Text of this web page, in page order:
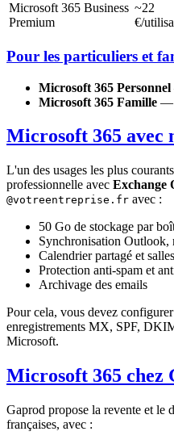
Microsoft 365 Business
Premium
~22
€/
Pour les particuliers et
Microsoft 365 Personnel
Microsoft 365 Famille —
Microsoft 365 avec
L'un des usages les plus
professionnelle avec Exchange
@votreentreprise.fr avec :
50 Go de stockage par
Synchronisation Outlook,
Calendrier partagé et
Protection anti-spam et
Archivage des emails
Pour cela, vous devez
enregistrements MX, SPF,
Microsoft.
Microsoft 365 chez
Gaprod propose la revente et le
françaises, avec :